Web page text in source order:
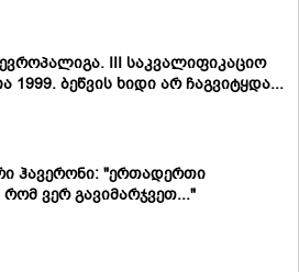
III საკვალიფიკაციო
1999. ბეწვის ხიდი არ ჩაგვიტყდა...
ჰავერონი: "ერთადერთი
ვერ გავიმარჯვეთ..."